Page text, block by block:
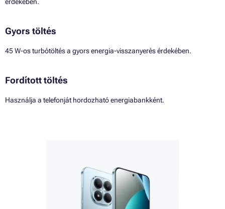
Gyors töltés
45 W-os turbótöltés a gyors energia-visszanyerés érdekében.
Fordított töltés
Használja a telefonját hordozható energiabankként.